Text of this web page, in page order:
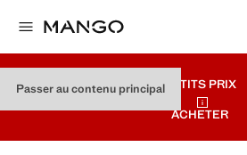
Passer au contenu principalPETITS PRIX
ACHETER